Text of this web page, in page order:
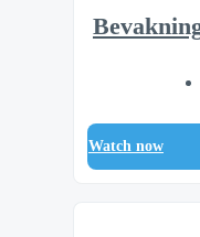
Watch now